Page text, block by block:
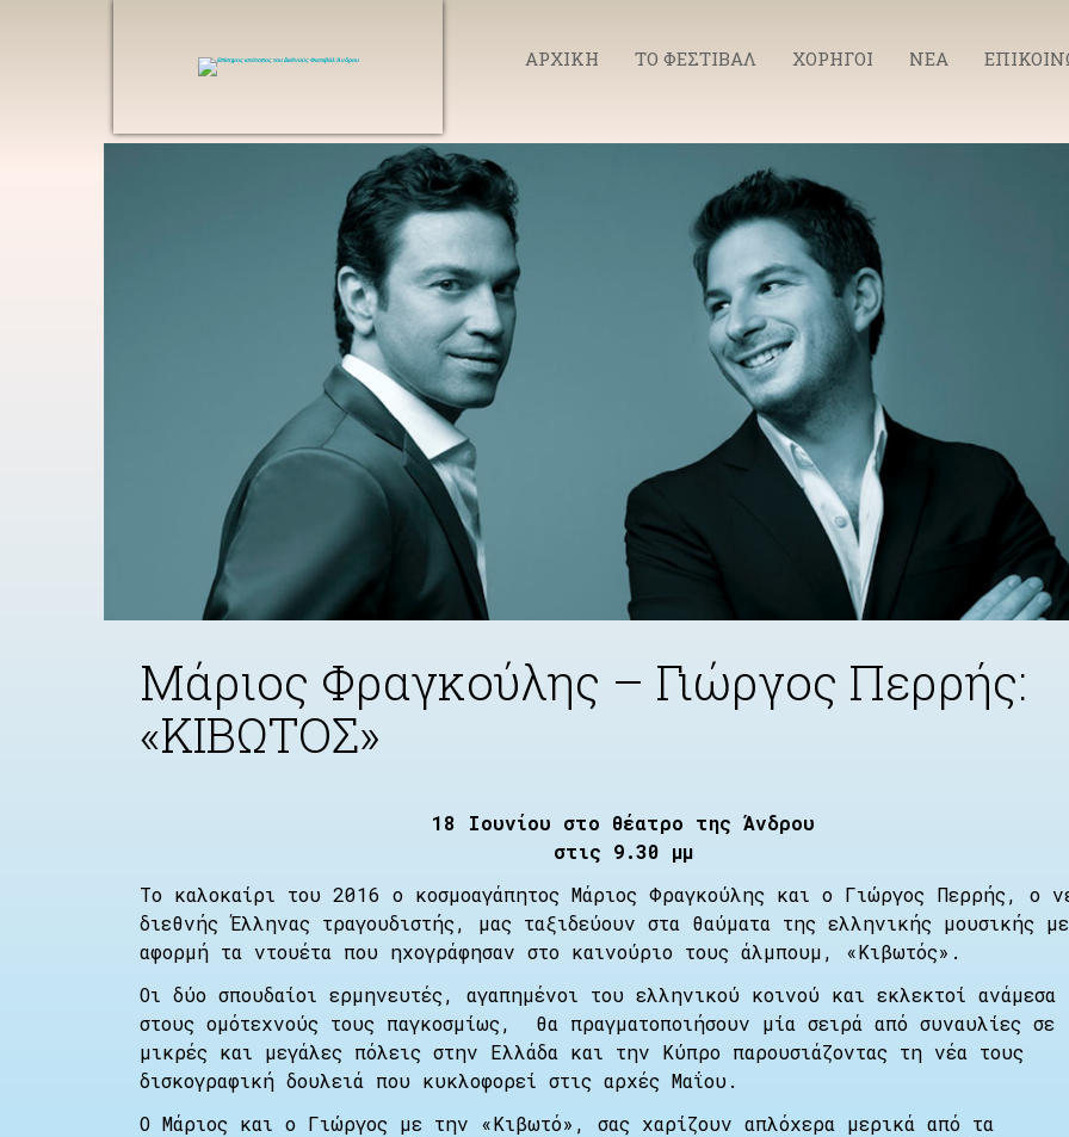
ΑΡΧΙΚΗ ΤΟ ΦΕΣΤΙΒΑΛ ΧΟΡΗΓΟΙ ΝΕΑ
Μάριος Φραγκούλης – Γιώργος Περρής:
«ΚΙΒΩΤΟΣ»
18 Ιουνίου στο θέατρο της Άνδρου
στις 9.30 μμ
Το καλοκαίρι του 2016 o κοσμοαγάπητος Μάριος Φραγκούλης και ο Γιώργος Περρής, o
διεθνής Έλληνας τραγουδιστής, μας ταξιδεύουν στα θαύματα της ελληνικής μουσικής με
αφορμή τα ντουέτα που ηχογράφησαν στο καινούριο τους άλμπουμ, «Κιβωτός».
Οι δύο σπουδαίοι ερμηνευτές, αγαπημένοι του ελληνικού κοινού και εκλεκτοί ανάμεσα
στους ομότεχνούς τους παγκοσμίως, θα πραγματοποιήσουν μία σειρά από συναυλίες σε
μικρές και μεγάλες πόλεις στην Ελλάδα και την Κύπρο παρουσιάζοντας τη νέα τους
δισκογραφική δουλειά που κυκλοφορεί στις αρχές Μαΐου.
Ο Μάριος και ο Γιώργος με την «Κιβωτό», σας χαρίζουν απλόχερα μερικά από τα